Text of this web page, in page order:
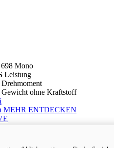
Mono
Leistung
Drehmoment
Gewicht ohne Kraftstoff
i
MEHR ENTDECKEN
Leistung